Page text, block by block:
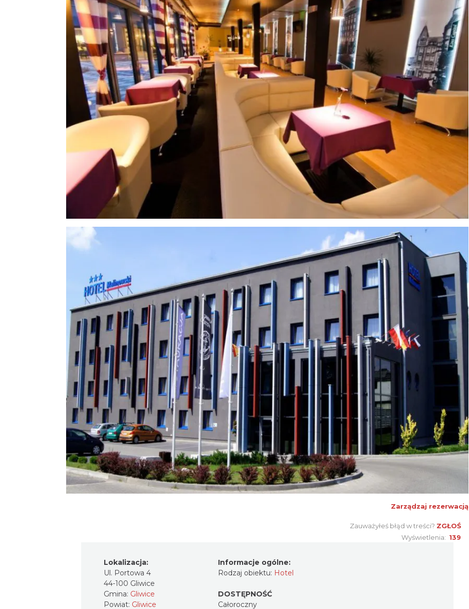
Zarządzaj rezerwacją
Zauważyłeś błąd w treści? ZGŁOŚ
Wyświetlenia: 139
Lokalizacja:
Ul. Portowa 4
44-100 Gliwice
Gmina: Gliwice
Powiat: Gliwice
Informacje ogólne:
Rodzaj obiektu: Hotel
DOSTĘPNOŚĆ
Całoroczny